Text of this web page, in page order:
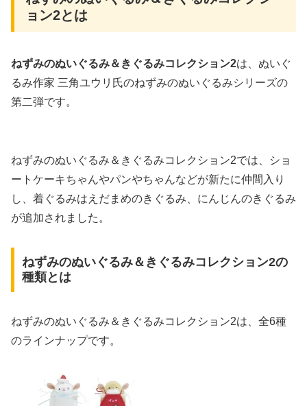
ョン2とは
ねずみのぬいぐるみ＆きぐるみコレクション2は、ぬいぐ
るみ作家 三角ユウリ氏のねずみのぬいぐるみシリーズの
第二弾です。
ねずみのぬいぐるみ＆きぐるみコレクション2では、ショ
ートケーキちゃんやパンやちゃんなどが新たに仲間入り
し、着ぐるみはえだまめのきぐるみ、にんじんのきぐるみ
が追加されました。
ねずみのぬいぐるみ＆きぐるみコレクション2の
種類とは
ねずみのぬいぐるみ＆きぐるみコレクション2は、全6種
のラインナップです。